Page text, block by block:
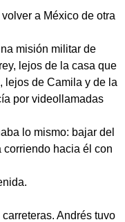
a México de otra
misión militar de
lejos de la casa que
lejos de Camila y de la
por videollamadas
lo mismo: bajar del
corriendo hacia él con
Andrés tuvo